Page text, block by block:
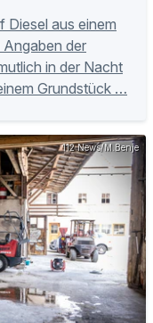
Diesel aus einem
der
in der Nacht
Grundstück …
112 News/M.Benje